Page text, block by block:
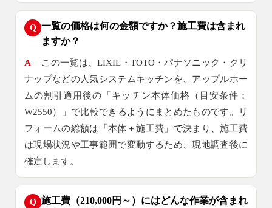
Q 一覧の価格は何の金額ですか？施工費は含まれ
ますか？
A
この一覧は、LIXIL・TOTO・パナソニック・クリ
ナップなどの人気システムキッチンを、アップルホー
ムの割引適用後の「キッチン本体価格（目安条件：
W2550）」で比較できるようにまとめたものです。リ
フォームの総額は「本体＋施工費」で決まり、施工費
は現場状況や工事範囲で変動するため、現地調査後に
確定します。
Q 施工費（210,000円～）にはどんな作業が含まれ